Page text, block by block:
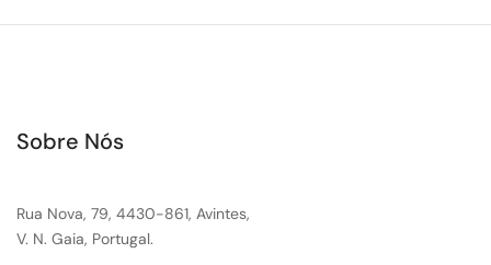
Sobre Nós
Rua Nova, 79, 4430-861, Avintes,
V. N. Gaia, Portugal.